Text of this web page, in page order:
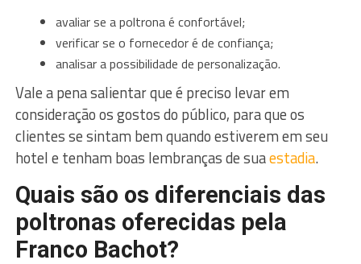
avaliar se a poltrona é confortável;
verificar se o fornecedor é de confiança;
analisar a possibilidade de personalização.
Vale a pena salientar que é preciso levar em
consideração os gostos do público, para que os
clientes se sintam bem quando estiverem em seu
hotel e tenham boas lembranças de suaestadia.
Quais são os diferenciais das
poltronas oferecidas pela
Franco Bachot?